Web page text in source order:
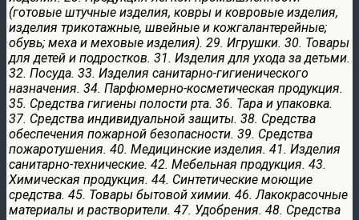
(готовые штучные изделия, ковры и ковровые изделия,
изделия трикотажные, швейные и кожгалантерейные;
обувь; меха и меховые изделия). 29. Игрушки. 30. Товары
для детей и подростков. 31. Изделия для ухода за детьми.
32. Посуда. 33. Изделия санитарно-гигиенического
назначения. 34. Парфюмерно-косметическая продукция.
35. Средства гигиены полости рта. 36. Тара и упаковка.
37. Средства индивидуальной защиты. 38. Средства
обеспечения пожарной безопасности. 39. Средства
пожаротушения. 40. Медицинские изделия. 41. Изделия
санитарно-технические. 42. Мебельная продукция. 43.
Химическая продукция. 44. Синтетические моющие
средства. 45. Товары бытовой химии. 46. Лакокрасочные
материалы и растворители. 47. Удобрения. 48. Средства